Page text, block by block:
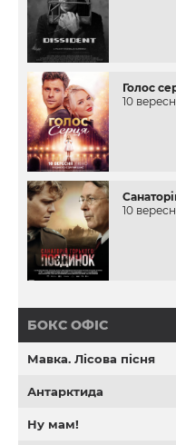
Голос
10
10
БОКС ОФІС
Мавка. Лісова пісня
Антарктида
Ну мам!